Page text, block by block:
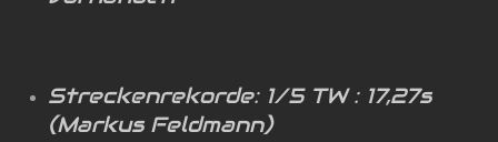
Streckenrekorde: 1/5 TW : 17,27s
(Markus Feldmann)